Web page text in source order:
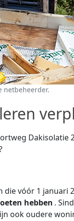
netbeheerder.
Dakisolatie
die vóór 1 januari
hebben .
ook oudere